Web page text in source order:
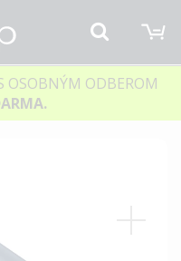
Hľadať
OSOBNÝM ODBEROM